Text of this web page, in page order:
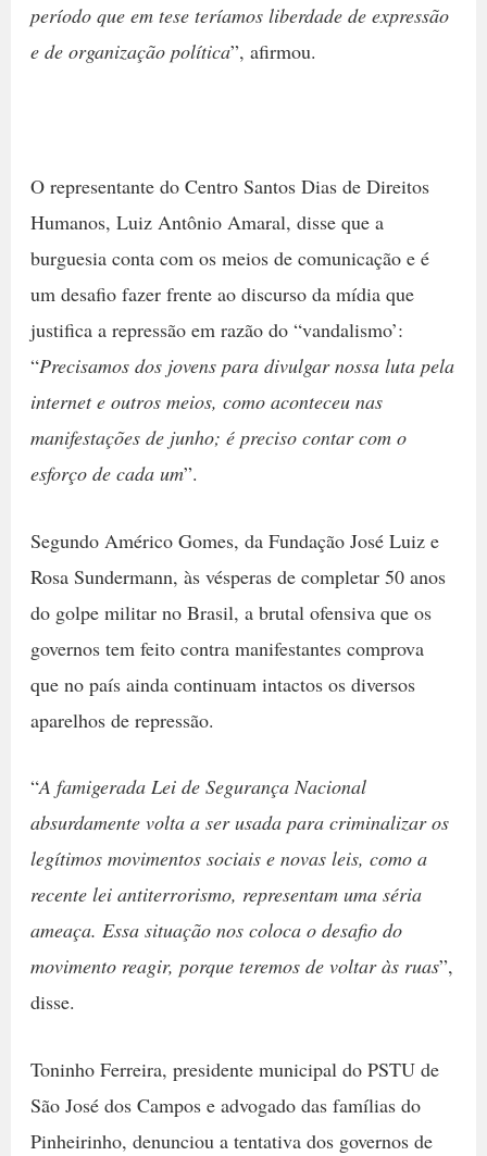
período que em tese teríamos liberdade de expressão
e de organização política”, afirmou.
O representante do Centro Santos Dias de Direitos
Humanos, Luiz Antônio Amaral, disse que a
burguesia conta com os meios de comunicação e é
um desafio fazer frente ao discurso da mídia que
justifica a repressão em razão do “vandalismo’:
“Precisamos dos jovens para divulgar nossa luta pela
internet e outros meios, como aconteceu nas
manifestações de junho; é preciso contar com o
esforço de cada um”.
Segundo Américo Gomes, da Fundação José Luiz e
Rosa Sundermann, às vésperas de completar 50 anos
do golpe militar no Brasil, a brutal ofensiva que os
governos tem feito contra manifestantes comprova
que no país ainda continuam intactos os diversos
aparelhos de repressão.
“A famigerada Lei de Segurança Nacional
absurdamente volta a ser usada para criminalizar os
legítimos movimentos sociais e novas leis, como a
recente lei antiterrorismo, representam uma séria
ameaça. Essa situação nos coloca o desafio do
movimento reagir, porque teremos de voltar às ruas”,
disse.
Toninho Ferreira, presidente municipal do PSTU de
São José dos Campos e advogado das famílias do
Pinheirinho, denunciou a tentativa dos governos de